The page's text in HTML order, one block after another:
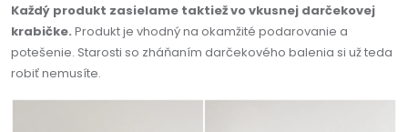
Každý produkt zasielame taktiež vo vkusnej darčekovej
krabičke. Produkt je vhodný na okamžité podarovanie a
potešenie. Starosti so zháňaním darčekového balenia si už teda
robiť nemusíte.